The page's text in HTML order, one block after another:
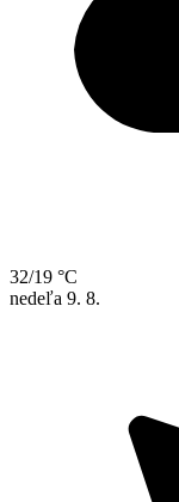
32/19 °C
nedeľa 9. 8.